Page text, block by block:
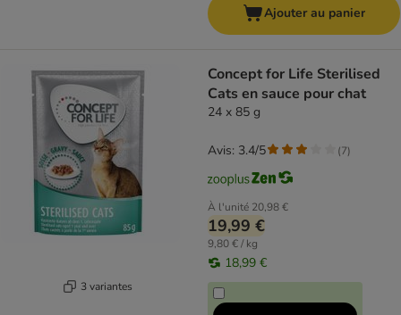
Ajouter au panier
3 variantes
Concept for Life Sterilised
Cats en sauce pour chat
24 x 85 g
À l'unité 20,98 €
19,99 €
9,80 € / kg
18,99 €
Avis: 3.4/5 (7)